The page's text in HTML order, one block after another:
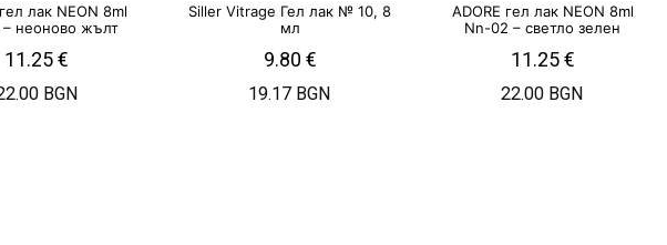
лак NEON 8ml
неоново жълт
11.25€
BGN
Siller Vitrage Гел лак № 10, 8
мл
9.80 €
19.17 BGN
ADORE гел лак NEON 8ml
Nn-02 – светло зелен
11.25€
22.00 BGN